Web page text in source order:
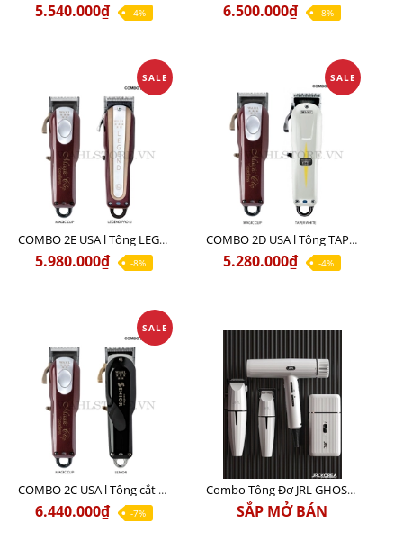
5.540.000₫ -4% 6.500.000₫ -8%
SALE
COMBO 2E USA l Tông LEGEND PRO LI + Tông MAGIC CLIP
5.980.000₫ -8%
SALE
COMBO 2D USA l Tông TAPER WHITE + Tông MAGIC CLIP
5.280.000₫ -4%
SALE
COMBO 2C USA l Tông cắt Senior + Tông cắt Magic clip
6.440.000₫ -7%
Combo Tông Đơ JRL GHOST 3 Limited Edition Chính Hãng USA
SẮP MỞ BÁN